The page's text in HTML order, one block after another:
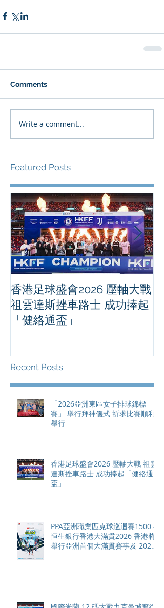
Comments
Write a comment...
Featured Posts
香港足球盛會2026 壓軸大戰
祖雲達斯挫車路士 成功捧起
「健絡通盃」
Recent Posts
「2026亞洲東區女子排球錦標
賽」 舉行拜神儀式 祈求比賽順利
舉行
香港足球盛會2026 壓軸大戰 祖雲
達斯挫車路士 成功捧起「健絡通
盃」
PPA亞洲職業匹克球巡迴賽1500 -
恒生銀行香港大滿貫2026 香港將
舉行亞洲首個大滿貫賽事及 2026